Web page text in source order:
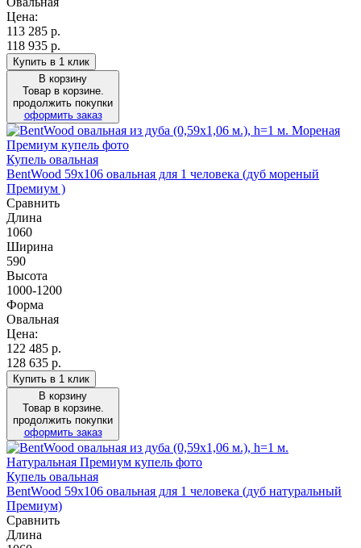
Цена:
113 285 р.
118 935 р.
Купить в 1 клик
В корзину
Товар в корзине.
продолжить покупки
оформить заказ
Купель овальная
BentWood 59х106 овальная для 1 человека (дуб мореный
Премиум )
Сравнить
Длина
1060
Ширина
590
Высота
1000-1200
Форма
Овальная
Цена:
122 485 р.
128 635 р.
Купить в 1 клик
В корзину
Товар в корзине.
продолжить покупки
оформить заказ
Купель овальная
BentWood 59х106 овальная для 1 человека (дуб натуральный
Премиум)
Сравнить
Длина